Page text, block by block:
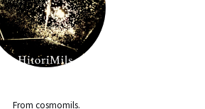
From cosmomils.